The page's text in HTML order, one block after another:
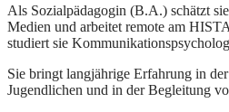
Als Sozialpädagogin (B.A.) schätzt
Medien und arbeitet remote am
studiert sie
Sie bringt langjährige Erfahrung in
Jugendlichen und in der Begleitung